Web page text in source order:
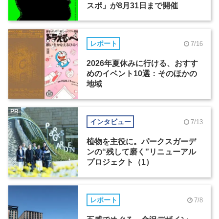
スポ」が8月31日まで開催
レポート 7/16
2026年夏休みに行ける、おすす
めのイベント10選：そのほかの
地域
インタビュー 7/13
植物を主役に。パークスガーデ
ンの“残して磨く”リニューアル
プロジェクト（1）
PR
レポート 7/8